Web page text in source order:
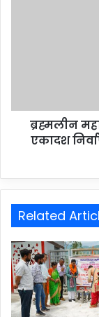
ब्रह्मलीन
एकादश
Related